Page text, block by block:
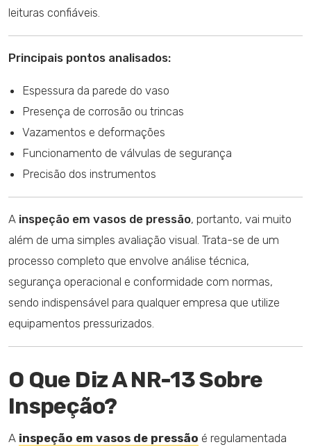
leituras confiáveis.
Principais pontos analisados:
Espessura da parede do vaso
Presença de corrosão ou trincas
Vazamentos e deformações
Funcionamento de válvulas de segurança
Precisão dos instrumentos
A inspeção em vasos de pressão, portanto, vai muito
além de uma simples avaliação visual. Trata-se de um
processo completo que envolve análise técnica,
segurança operacional e conformidade com normas,
sendo indispensável para qualquer empresa que utilize
equipamentos pressurizados.
O Que Diz A NR-13 Sobre
Inspeção?
A inspeção em vasos de pressão é regulamentada